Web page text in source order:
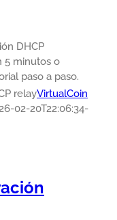
DHCP
5 minutos o
paso a paso.
relayVirtualCoin
02-20T22:06:34-